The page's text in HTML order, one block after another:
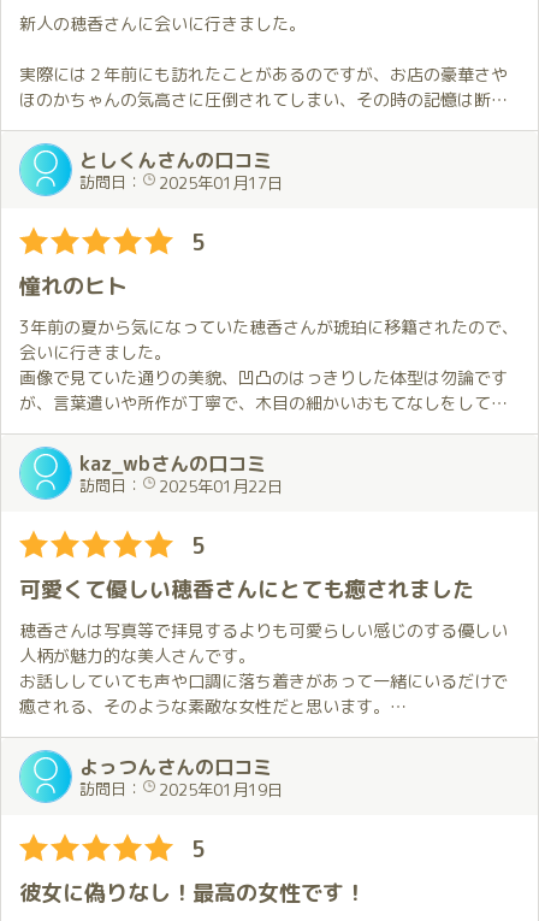
プレイ内容の詳細については割愛しますが、お迎えの時からお別
ずっと素晴らしかったです。
今回初めて衣装（私服）をリクエストしましたが、ほのかさんか
らの予想外
の仕掛けに心を撃ち抜かれてしまいました。
その後も「前回と違う事がしたい」という突然の申し出にも臨機
応変に対応
していただき、また残り時間が少なかったにもかかわらずこちら
のわがまま
に応えてくれて、終始癒されました。
合間での会話もこちらが話しやすい状況を上手に作ってくれ、ま
たこちらが
話す事はちゃんと聞いてくれて、恋人同志の様な感じを味わえま
した。
またいつか会いに行きたいです。
新人の穂香さんに会いに行きました。
実際には２年前にも訪れたことがあるのですが、お店の豪華さや
ほのかちゃんの気高さに圧倒されてしまい、その時の記憶は断片
的にしか残っていません。
今の自分は成長してるし大丈夫と(自分では)思いつつも、当日は転
勤初日のような緊張感を覚えながらの訪問となりました。
でも、その心配は全くの杞憂でした。
ほのかちゃんは相変わらず気高く輝いてましたが、ギュッとした
瞬間から緊張感は解かれ、僕は夢の世界へと導かれて行きました
✨
密着度も高く、ここまでしてくれるの？という驚きもあり、ほの
かちゃんとの時間を堪能することが出来ました。ほのかちゃんも
楽しそうでイキイキとしており、それがまた僕にとってはしあわ
せで、いい時間を過ごしたなと心から思いました😊
なお、噂には聞いていましたが、僕もベッドに到達できませんで
した😖
当初は訪問は２月を予定していましたが、我慢出来ずに前倒し。
でもこれは大成功！
今年も最高のスタートを切ることが出来ました。今年もいい１年
になりそうです✨
(追伸)
ほのかちゃんはとてもきれいな方で、ちょっと近寄りがたい印象
を持つ人もいるかもしれませんが、気さくでおもてなしの精神に
あふれています💕
ちょっとしたふれあいの中からその日の調子を見極め、その時の
最高の悦びを得られるようにしてくれているような気がします。
強くお勧めしたいけど、あまり皆に知られたくない、そんな女性
です💕
としくんさんの口コミ
訪問日： 2025年01月17日
5
憧れのヒト
3年前の夏から気になっていた穂香さんが琥珀に移籍されたので、
会いに行きました。
画像で見ていた通りの美貌、凹凸のはっきりした体型は勿論です
が、言葉遣いや所作が丁寧で、木目の細かいおもてなしをしてい
ただいて、とても感動いたしました。
また、店員さんも機敏で丁寧な対応で、高級店ならではと感じま
した。
正直、お代がもうちょっと手の届きやすい範囲だと良いのです
が、泣く泣くお支払いいたします。
これからも贔屓にさせていただきます。
kaz_wbさんの口コミ
訪問日： 2025年01月22日
5
可愛くて優しい穂香さんにとても癒されました
穂香さんは写真等で拝見するよりも可愛らしい感じのする優しい
人柄が魅力的な美人さんです。
お話ししていても声や口調に落ち着きがあって一緒にいるだけで
癒される、そのような素敵な女性だと思います。
穂香さんのお部屋での対応は非常に素晴らしいです。
穂香さんに全てお任せしても特にリクエストする必要を感じるこ
とはなく、とても楽しい時間を過ごすことが出来ました。
容姿や技術のレベルが高いだけでなく、一緒に過ごす時間が良い
ものになるように考えてくれる方で、お会いすると大切にしても
らえていることを実感します。
お部屋に着くと軽くお話しをしながら自然な感じで優しくハグと
よっつんさんの口コミ
訪問日： 2025年01月19日
5
彼女に偽りなし！最高の女性です！